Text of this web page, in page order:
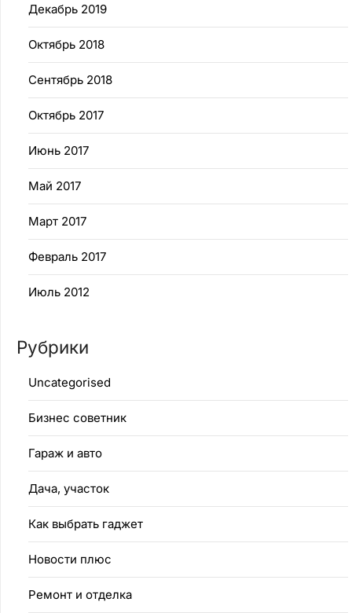
Декабрь 2019
Октябрь 2018
Сентябрь 2018
Октябрь 2017
Июнь 2017
Май 2017
Март 2017
Февраль 2017
Июль 2012
Рубрики
Uncategorised
Бизнес советник
Гараж и авто
Дача, участок
Как выбрать гаджет
Новости плюс
Ремонт и отделка